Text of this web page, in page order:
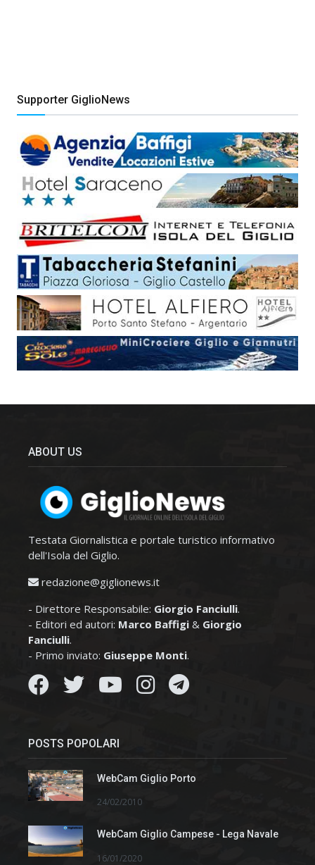
Supporter GiglioNews
ABOUT US
Testata Giornalistica e portale turistico informativo
dell'Isola del Giglio.
redazione@giglionews.it
- Direttore Responsabile: Giorgio Fanciulli.
- Editori ed autori: Marco Baffigi & Giorgio
Fanciulli.
- Primo inviato: Giuseppe Monti.
POSTS POPOLARI
WebCam Giglio Porto
24/02/2010
WebCam Giglio Campese - Lega Navale
16/01/2020